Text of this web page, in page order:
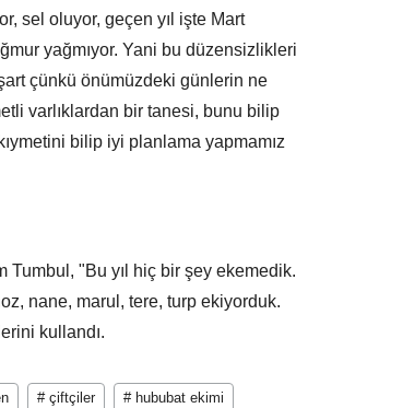
sel oluyor, geçen yıl işte Mart
yağmıyor. Yani bu düzensizlikleri
çünkü önümüzdeki günlerin ne
varlıklardan bir tanesi, bunu bilip
bilip iyi planlama yapmamız
Tumbul, "Bu yıl hiç bir şey ekemedik.
nane, marul, tere, turp ekiyorduk.
kullandı.
# çiftçiler # hububat ekimi